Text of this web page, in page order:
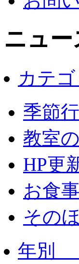
ニュー
カ
季
教
HP
お
そ
年